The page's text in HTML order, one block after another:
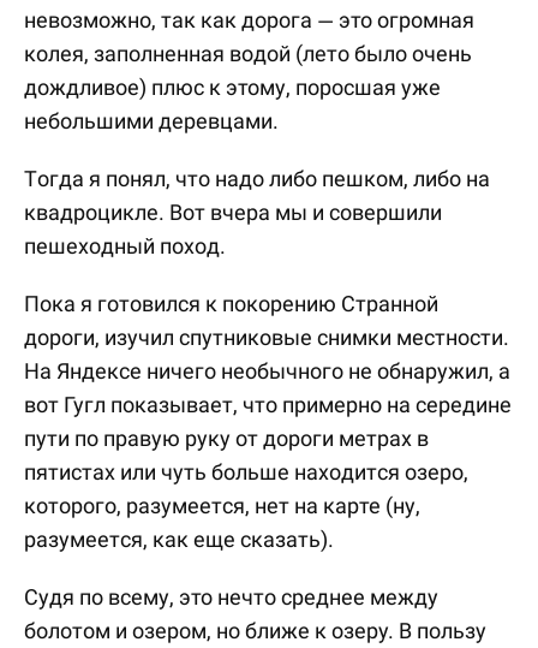
невозможно, так как дорога — это огромная
колея, заполненная водой (лето было очень
дождливое) плюс к этому, поросшая уже
небольшими деревцами.
Тогда я понял, что надо либо пешком, либо на
квадроцикле. Вот вчера мы и совершили
пешеходный поход.
Пока я готовился к покорению Странной
дороги, изучил спутниковые снимки местности.
На Яндексе ничего необычного не обнаружил, а
вот Гугл показывает, что примерно на середине
пути по правую руку от дороги метрах в
пятистах или чуть больше находится озеро,
которого, разумеется, нет на карте (ну,
разумеется, как еще сказать).
Судя по всему, это нечто среднее между
болотом и озером, но ближе к озеру. В пользу